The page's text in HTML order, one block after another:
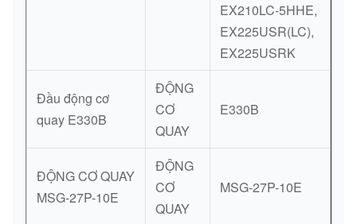
EX210LC-5HHE,
EX225USR(LC),
EX225USRK
Đầu động cơ
quay E330B
ĐỘNG
CƠ
QUAY
E330B
ĐỘNG CƠ QUAY
MSG-27P-10E
ĐỘNG
CƠ
QUAY
MSG-27P-10E